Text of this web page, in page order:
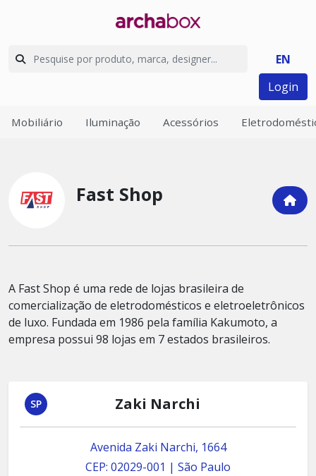
EN
Login
Mobiliário Iluminação Acessórios
Fast Shop
A Fast Shop é uma rede de lojas brasileira de
comercialização de eletrodomésticos e eletroeletrônicos
de luxo. Fundada em 1986 pela família Kakumoto, a
empresa possui 98 lojas em 7 estados brasileiros.
SP Zaki Narchi
Avenida Zaki Narchi, 1664
CEP: 02029-001 | São Paulo